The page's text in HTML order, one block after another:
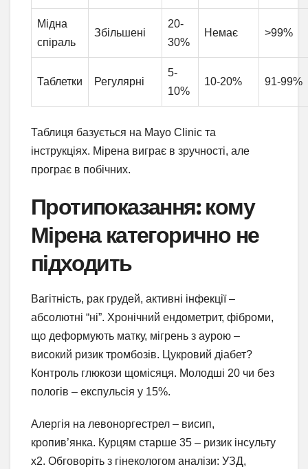
Мідна
спіраль
Збільшені
20-
30%
Немає >99%
Таблетки Регулярні
5-
10%
10-20% 91-99%
Таблиця базується на Mayo Clinic та
інструкціях. Мірена виграє в зручності, але
програє в побічних.
Протипоказання: кому
Мірена категорично не
підходить
Вагітність, рак грудей, активні інфекції –
абсолютні “ні”. Хронічний ендометрит, фіброми,
що деформують матку, мігрень з аурою –
високий ризик тромбозів. Цукровий діабет?
Контроль глюкози щомісяця. Молодші 20 чи без
пологів – експульсія у 15%.
Алергія на левоноргестрел – висип,
кропив’янка. Курцям старше 35 – ризик інсульту
х2. Обговоріть з гінекологом аналізи: УЗД,